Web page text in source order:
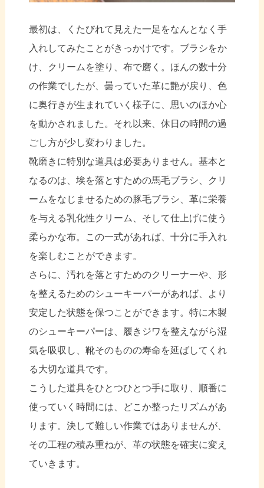
最初は、くたびれて見えた一足をなんとなく手
入れしてみたことがきっかけです。ブラシをか
け、クリームを塗り、布で磨く。ほんの数十分
の作業でしたが、曇っていた革に艶が戻り、色
に奥行きが生まれていく様子に、思いのほか心
を動かされました。それ以来、休日の時間の過
ごし方が少し変わりました。
靴磨きに特別な道具は必要ありません。基本と
なるのは、埃を落とすための馬毛ブラシ、クリ
ームをなじませるための豚毛ブラシ、革に栄養
を与える乳化性クリーム、そして仕上げに使う
柔らかな布。この一式があれば、十分に手入れ
を楽しむことができます。
さらに、汚れを落とすためのクリーナーや、形
を整えるためのシューキーパーがあれば、より
安定した状態を保つことができます。特に木製
のシューキーパーは、履きジワを整えながら湿
気を吸収し、靴そのものの寿命を延ばしてくれ
る大切な道具です。
こうした道具をひとつひとつ手に取り、順番に
使っていく時間には、どこか整ったリズムがあ
ります。決して難しい作業ではありませんが、
その工程の積み重ねが、革の状態を確実に変え
ていきます。